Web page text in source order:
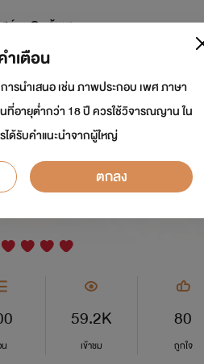
ต์ ค้นหา
the Door เปิ
ภัย
CLB Thailand
59.2K
เข้าชม
80
ถูกใจ
ำเตือน
ารนำเสนอ เช่น ภาพประกอบ เพศ ภาษา
ที่อายุต่ำกว่า 18 ปี ควรใช้วิจารณญาน ใน
ด้รับคำแนะนำจากผู้ใหญ่
ตกลง